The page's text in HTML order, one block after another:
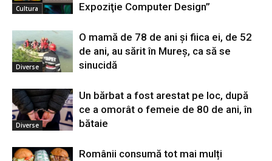
Cultura
Expoziţie Computer Design”
Diverse
O mamă de 78 de ani și fiica ei, de 52
de ani, au sărit în Mureș, ca să se
sinucidă
Diverse
Un bărbat a fost arestat pe loc, după
ce a omorât o femeie de 80 de ani, în
bătaie
Românii consumă tot mai mulți